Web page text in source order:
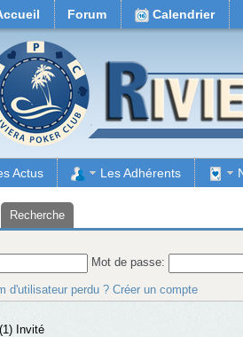
Forum Calendrier
Actus Les Adhérents
Recherche
Mot de passe:
d'utilisateur perdu ? Créer un compte
Invité